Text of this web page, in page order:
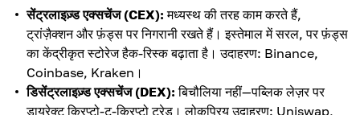
सेंट्रलाइज़्ड एक्सचेंज (CEX): मध्यस्थ की तरह काम करते हैं,
ट्रांज़ैक्शन और फ़ंड्स पर निगरानी रखते हैं। इस्तेमाल में सरल, पर फ़ंड्स
का केंद्रीकृत स्टोरेज हैक-रिस्क बढ़ाता है। उदाहरण: Binance,
Coinbase, Kraken।
डिसेंट्रलाइज़्ड एक्सचेंज (DEX): बिचौलिया नहीं—पब्लिक लेज़र पर
डायरेक्ट क्रिप्टो-टू-क्रिप्टो ट्रेड। लोकप्रिय उदाहरण: Uniswap,